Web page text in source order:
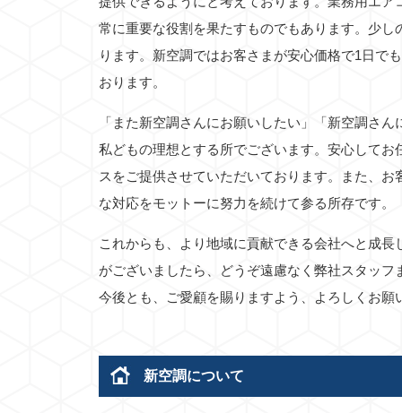
常に重要な役割を果たすものでもあります。少
ります。新空調ではお客さまが安心価格で1日で
おります。
「また新空調さんにお願いしたい」「新空調さ
私どもの理想とする所でございます。安心して
スをご提供させていただいております。また、
な対応をモットーに努力を続けて参る所存です。
これからも、より地域に貢献できる会社へと成
がございましたら、どうぞ遠慮なく弊社スタッ
今後とも、ご愛顧を賜りますよう、よろしくお願
新空調について